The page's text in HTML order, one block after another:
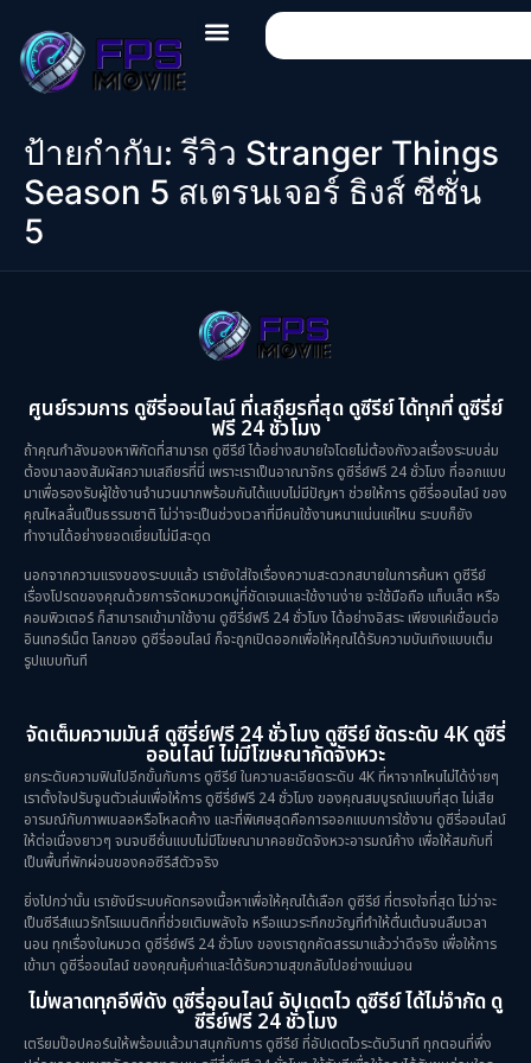
ป้ายกำกับ:รีวิว Stranger Things
Season 5 สเตรนเจอร์ ธิงส์ ซีซั่น
5
ศูนย์รวมการ ดูซีรี่ออนไลน์ ที่เสถียรที่สุด ดูซีรีย์ ได้ทุกที่ ดูซีรี่ย์
ฟรี 24 ชั่วโมง
ถ้าคุณกำลังมองหาพิกัดที่สามารถ ดูซีรีย์ ได้อย่างสบายใจโดยไม่ต้องกังวลเรื่องระบบล่ม
ต้องมาลองสัมผัสความเสถียรที่นี่ เพราะเราเป็นอาณาจักร ดูซีรี่ย์ฟรี 24 ชั่วโมง ที่ออกแบบ
มาเพื่อรองรับผู้ใช้งานจำนวนมากพร้อมกันได้แบบไม่มีปัญหา ช่วยให้การ ดูซีรี่ออนไลน์ ของ
คุณไหลลื่นเป็นธรรมชาติ ไม่ว่าจะเป็นช่วงเวลาที่มีคนใช้งานหนาแน่นแค่ไหน ระบบก็ยัง
ทำงานได้อย่างยอดเยี่ยมไม่มีสะดุด
นอกจากความแรงของระบบแล้ว เรายังใส่ใจเรื่องความสะดวกสบายในการค้นหา ดูซีรีย์
เรื่องโปรดของคุณด้วยการจัดหมวดหมู่ที่ชัดเจนและใช้งานง่าย จะใช้มือถือ แท็บเล็ต หรือ
คอมพิวเตอร์ ก็สามารถเข้ามาใช้งาน ดูซีรี่ย์ฟรี 24 ชั่วโมง ได้อย่างอิสระ เพียงแค่เชื่อมต่อ
อินเทอร์เน็ต โลกของ ดูซีรี่ออนไลน์ ก็จะถูกเปิดออกเพื่อให้คุณได้รับความบันเทิงแบบเต็ม
รูปแบบทันที
จัดเต็มความมันส์ ดูซีรี่ย์ฟรี 24 ชั่วโมง ดูซีรีย์ ชัดระดับ 4K ดูซีรี่
ออนไลน์ ไม่มีโฆษณากัดจังหวะ
ยกระดับความฟินไปอีกขั้นกับการ ดูซีรีย์ ในความละเอียดระดับ 4K ที่หาจากไหนไม่ได้ง่ายๆ
เราตั้งใจปรับจูนตัวเล่นเพื่อให้การ ดูซีรี่ย์ฟรี 24 ชั่วโมง ของคุณสมบูรณ์แบบที่สุด ไม่เสีย
อารมณ์กับภาพเบลอหรือโหลดค้าง และที่พิเศษสุดคือการออกแบบการใช้งาน ดูซีรี่ออนไลน์
ให้ต่อเนื่องยาวๆ จนจบซีซั่นแบบไม่มีโฆษณามาคอยขัดจังหวะอารมณ์ค้าง เพื่อให้สมกับที่
เป็นพื้นที่พักผ่อนของคอซีรีส์ตัวจริง
ยิ่งไปกว่านั้น เรายังมีระบบคัดกรองเนื้อหาเพื่อให้คุณได้เลือก ดูซีรีย์ ที่ตรงใจที่สุด ไม่ว่าจะ
เป็นซีรีส์แนวรักโรแมนติกที่ช่วยเติมพลังใจ หรือแนวระทึกขวัญที่ทำให้ตื่นเต้นจนลืมเวลา
นอน ทุกเรื่องในหมวด ดูซีรี่ย์ฟรี 24 ชั่วโมง ของเราถูกคัดสรรมาแล้วว่าดีจริง เพื่อให้การ
เข้ามา ดูซีรี่ออนไลน์ ของคุณคุ้มค่าและได้รับความสุขกลับไปอย่างแน่นอน
ไม่พลาดทุกอีพีดัง ดูซีรี่ออนไลน์ อัปเดตไว ดูซีรีย์ ได้ไม่จำกัด ดู
ซีรี่ย์ฟรี 24 ชั่วโมง
เตรียมป๊อปคอร์นให้พร้อมแล้วมาสนุกกับการ ดูซีรีย์ ที่อัปเดตไวระดับวินาที ทุกตอนที่พึ่ง